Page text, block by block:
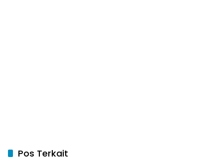
Pos Terkait